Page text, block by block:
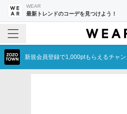
WEAR
最新トレンドのコーデを見つけよう！
新規会員登録で1,000ptもらえるチャン